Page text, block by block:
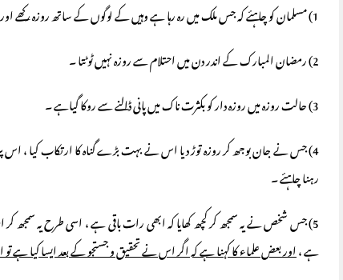
1) مسلمان کو چاہئے کہ جس ملک میں رہ رہا ہے وہیں کے لوگوں کے ساتھ روزہ رکھے اور عید منائے ۔
2) رمضان المبارک کے اندر دن میں احتلام سے روزہ نہیں ٹوٹتا ۔
3) حالت روزہ میں روزہ دار کو بکثرت ناک میں پانی ڈالنے سے روکا گیاہے ۔
4) جس نے جان بوجھ کر روزہ توڑ دیا اس نے بہت بڑے گناہ کا ارتکاب کیا ،
رہنا چاہئے ۔
5) جس شخص نے یہ سمجھ کر کچھ کھایا کہ ابھی رات باقی ہے ، اسی طرح یہ سمجھ
ہے ،اور بعض علماء کا کہنا ہے کہ اگر اس نے تحقیق و جستجو کے بعد ایسا کیا